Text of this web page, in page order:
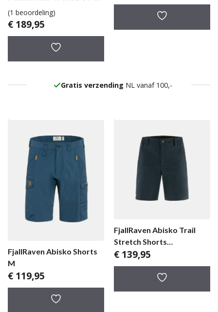
Long herenbroek
(1 beoordeling)
€ 189,95
Gratis verzending NL vanaf 100,-
FjallRaven Abisko Shorts
M
€ 119,95
FjallRaven Abisko Trail
Stretch Shorts
herenbroek
€ 139,95